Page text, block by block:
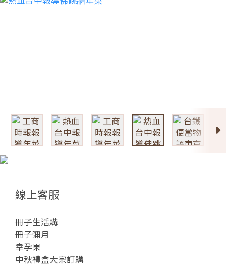
線上客服
冊子生活購
冊子彌月
幸孕果
中秋禮盒大宗訂購